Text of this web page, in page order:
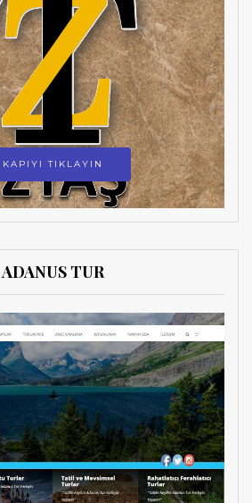
KAPIYI TIKLAYIN
ADANUS TUR